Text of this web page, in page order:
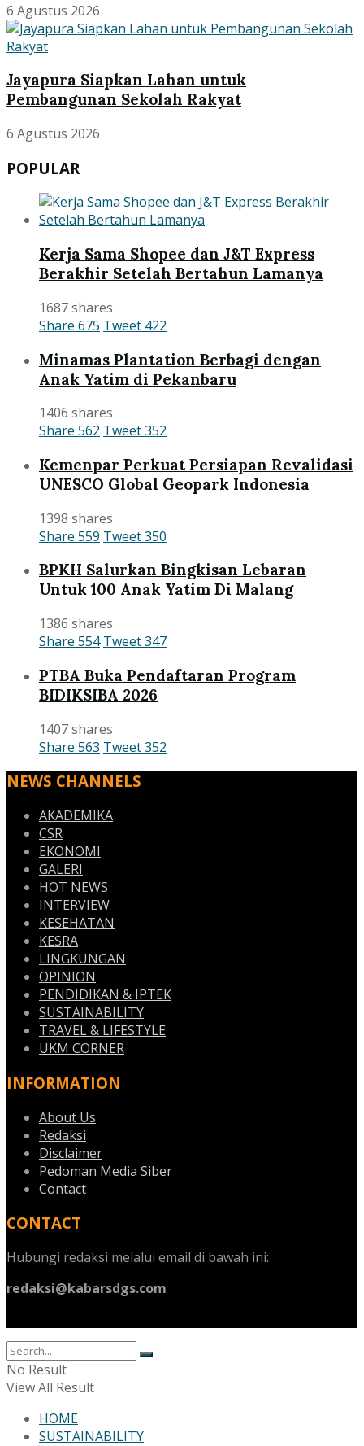
6 Agustus 2026
Jayapura Siapkan Lahan untuk
Pembangunan Sekolah Rakyat
6 Agustus 2026
POPULAR
Kerja Sama Shopee dan J&T Express
Berakhir Setelah Bertahun Lamanya
1687 shares
Share 675 Tweet 422
Minamas Plantation Berbagi dengan
Anak Yatim di Pekanbaru
1406 shares
Share 562 Tweet352
Kemenpar Perkuat Persiapan Revalidasi
UNESCO Global Geopark Indonesia
1398 shares
Share 559 Tweet350
BPKH Salurkan Bingkisan Lebaran
Untuk 100 Anak Yatim Di Malang
1386 shares
Share 554 Tweet347
PTBA Buka Pendaftaran Program
BIDIKSIBA 2026
1407 shares
Share 563 Tweet352
NEWS CHANNELS
AKADEMIKA
CSR
EKONOMI
GALERI
HOT NEWS
INTERVIEW
KESEHATAN
KESRA
LINGKUNGAN
OPINION
PENDIDIKAN & IPTEK
SUSTAINABILITY
TRAVEL & LIFESTYLE
UKM CORNER
INFORMATION
About Us
Redaksi
Disclaimer
Pedoman Media Siber
Contact
CONTACT
Hubungi redaksi melalui email di bawah ini:
redaksi@kabarsdgs.com
No Result
View All Result
HOME
SUSTAINABILITY